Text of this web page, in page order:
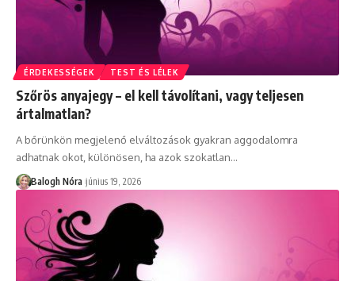
ÉRDEKESSÉGEK TEST ÉS LÉLEK
Szőrös anyajegy – el kell távolítani, vagy teljesen
ártalmatlan?
A bőrünkön megjelenő elváltozások gyakran aggodalomra
adhatnak okot, különösen, ha azok szokatlan…
Balogh Nóra június 19, 2026